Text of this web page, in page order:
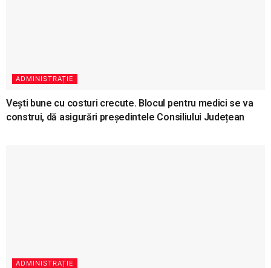
ADMINISTRAȚIE
Vești bune cu costuri crecute. Blocul pentru medici se va
construi, dă asigurări președintele Consiliului Județean
ADMINISTRAȚIE